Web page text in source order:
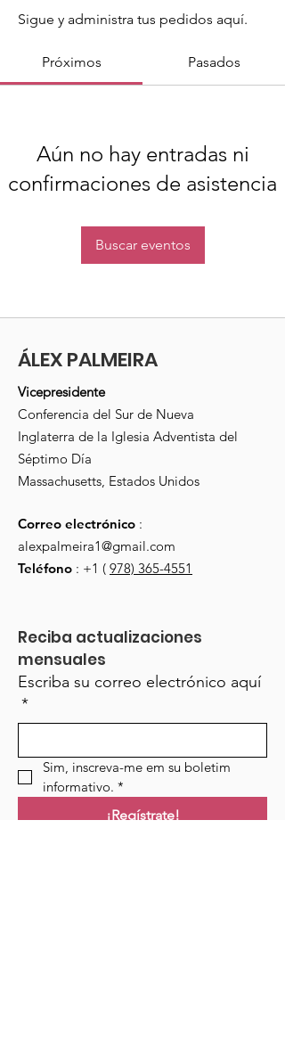
Sigue y administra tus pedidos aquí.
Próximos Pasados
Aún no hay entradas ni
confirmaciones de asistencia
Buscar eventos
ÁLEX PALMEIRA
Vicepresidente
Conferencia del Sur de Nueva
Inglaterra de la Iglesia Adventista del
Séptimo Día
Massachusetts, Estados Unidos
Correo electrónico :
alexpalmeira1@gmail.com
Teléfono : +1 ( 978) 365-4551
Reciba actualizaciones
mensuales
Escriba su correo electrónico aquí
*
Sim, inscreva-me em su boletim
informativo. *
¡Regístrate!